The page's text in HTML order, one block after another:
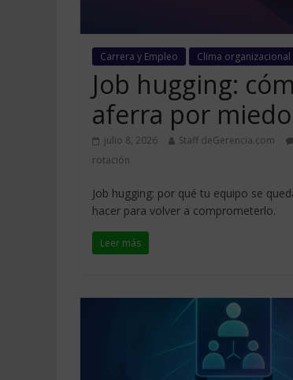
Carrera y Empleo Clima organizacional
Job hugging:
aferra por miedo
julio 8, 2026 Staff deGerencia.com
rotación
Job hugging: por qué tu equipo se
hacer para volver a comprometerlo.
Leer más